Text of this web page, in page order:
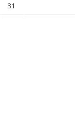
31